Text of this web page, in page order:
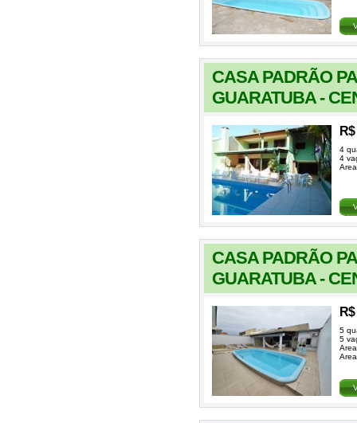
CASA PADRÃO
GUARATUBA -
4
4
CASA PADRÃO
GUARATUBA -
5
5